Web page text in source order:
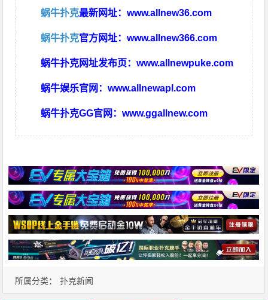
蜗牛扑克最新网址：www.allnew36.com
蜗牛扑克官方网址：www.allnew366.com
蜗牛扑克网址发布页：www.allnewpuke.com
蜗牛娱乐官网：www.allnewapl.com
蜗牛扑克GG官网：www.ggallnew.com
所属分类： 扑克新闻